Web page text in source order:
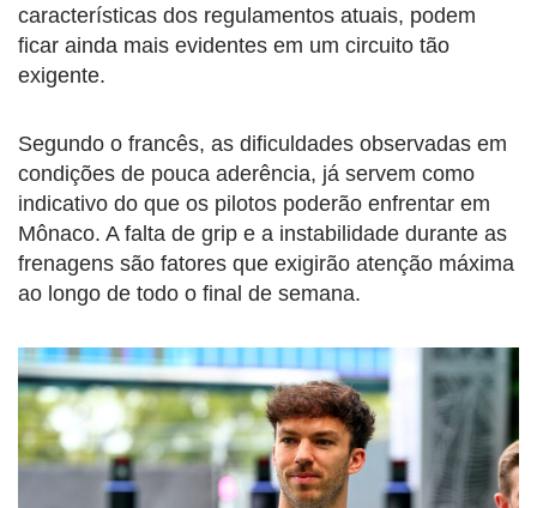
características dos regulamentos atuais, podem
ficar ainda mais evidentes em um circuito tão
exigente.
Segundo o francês, as dificuldades observadas em
condições de pouca aderência, já servem como
indicativo do que os pilotos poderão enfrentar em
Mônaco. A falta de grip e a instabilidade durante as
frenagens são fatores que exigirão atenção máxima
ao longo de todo o final de semana.